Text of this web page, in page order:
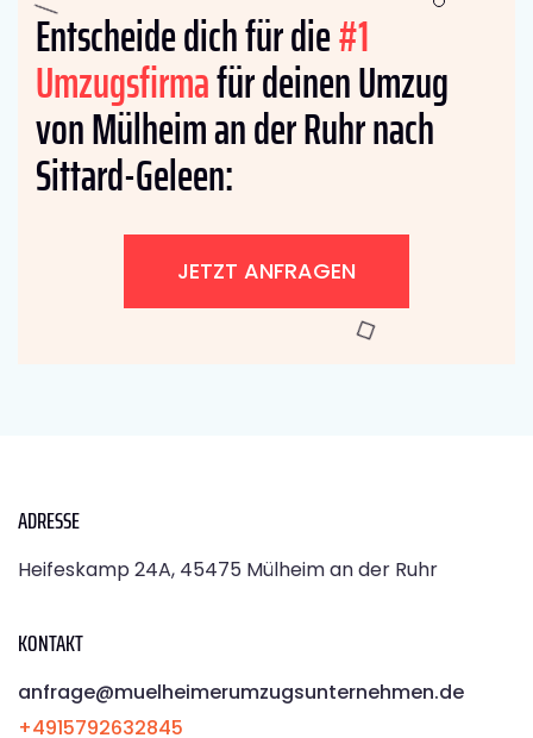
Entscheide dich für die#1
Umzugsfirmafür deinen Umzug
von Mülheim an der Ruhr nach
Sittard-Geleen:
JETZT ANFRAGEN
ADRESSE
Heifeskamp 24A, 45475 Mülheim an der Ruhr
KONTAKT
anfrage@muelheimerumzugsunternehmen.de
+4915792632845